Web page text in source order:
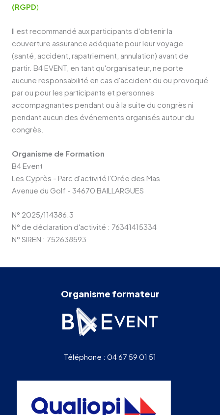
(RGPD)
Il est recommandé aux participants d'obtenir la
couverture assurance adéquate pour leur voyage
(santé, accident, rapatriement, annulation) avant de
partir. B4 EVENT, en tant qu'organisateur, ne porte
aucune responsabilité en cas d'accident du ou provoqué
par ou pour les participants et personnes
accompagnantes pendant ou à la suite du congrès ni
pendant aucun des événements organisés autour du
congrès.
Organisme de Formation
B4 Event
Les Cyprès - Parc d'activité l'Orée des Mas
Avenue du Golf - 34670 BAILLARGUES
N° 2025/114386.3
N° de déclaration d'activité : 76341415334
N° SIREN : 752638593
Organisme formateur
Téléphone : 04 67 59 01 51